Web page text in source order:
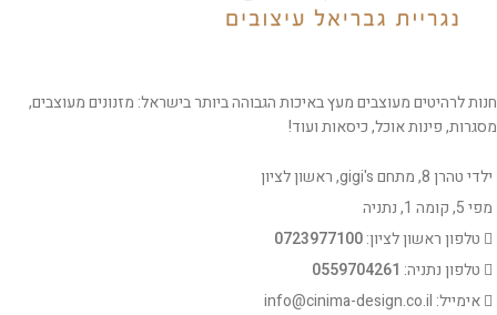
חנות לרהיטים מעוצבים מעץ באיכות הגבוהה ביותר בישראל: מזנונים מעוצבים,
מסגרות, פינות אוכל, כיסאות ועוד!
ילדי טהרן 8, מתחם gigi's, ראשון לציון
מפי 5, קומה 1, נתניה
טלפון ראשון לציון:0723977100
טלפון נתניה: 0559704261
אימייל: info@cinima-design.co.il